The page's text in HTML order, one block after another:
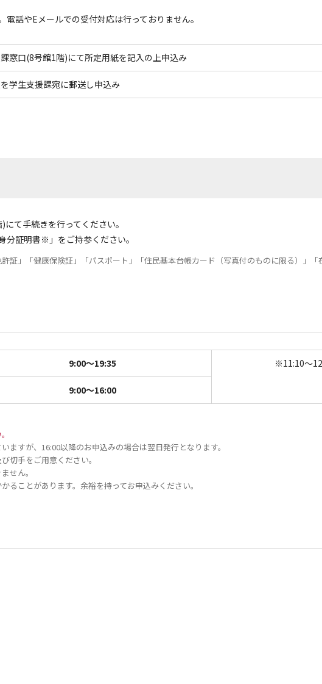
話やEメールでの受付対応は行っておりません。
窓口(8号館1階)にて所定用紙を記入の上申込み
学生支援課宛に郵送し申込み
て手続きを行ってください。
分証明書※」をご持参ください。
証」「健康保険証」「パスポート」「住民基本台帳カード（写真付のものに限る）」
9:00〜19:35 ※11:10〜
9:00〜16:00
ますが、16:00以降のお申込みの場合は翌日発行となります。
切手をご用意ください。
せん。
ることがあります。余裕を持ってお申込みください。